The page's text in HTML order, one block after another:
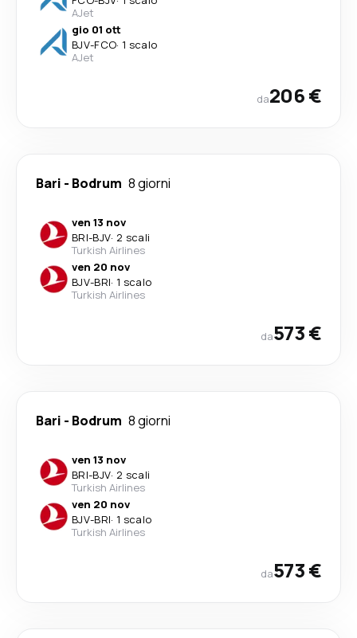
AJet
gio 01 ott
BJV-FCO· 1 scalo
AJet
da206 €
Bari - Bodrum 8 giorni
ven 13 nov
BRI-BJV· 2 scali
Turkish Airlines
ven 20 nov
BJV-BRI· 1 scalo
Turkish Airlines
da573 €
Bari - Bodrum 8 giorni
ven 13 nov
BRI-BJV· 2 scali
Turkish Airlines
ven 20 nov
BJV-BRI· 1 scalo
Turkish Airlines
da573 €